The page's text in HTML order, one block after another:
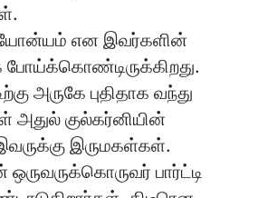
என இவர்களின்
அருகே புதிதாக வந்து
அதுல் குல்கர்னியின்
இருமகள்கள்.
ஒருவருக்கொருவர் பார்ட்டி